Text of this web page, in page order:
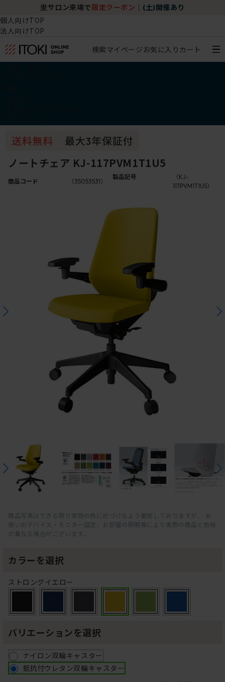
坐サロン来場で 限定クーポン (土)開催あり
個人向けTOP
法人向けTOP
検索マイページ お気に入り カート
ノートチェア KJ-117PVM1T1U5
商品コード （35053531）
製品記号
（KJ-
117PVM1T1U5）
商品写真はできる限り実物の色に近づけるよう徹底しておりますが、 お
使いのデバイス・モニター設定、お部屋の照明等により実際の商品と色味
が異なる場合がございます。
カラーを選択
ストロングイエロー
バリエーションを選択
ナイロン双輪キャスター
抵抗付ウレタン双輪キャスター